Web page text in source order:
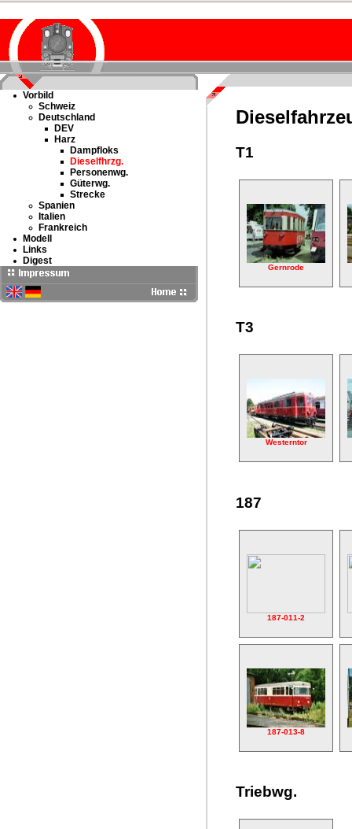
Vorbild
Schweiz
Deutschland
DEV
Harz
Dampfloks
Dieselfhrzg.
Personenwg.
Güterwg.
Strecke
Spanien
Italien
Frankreich
Modell
Links
Digest
T1
Gernrode
T3
Westerntor
187
187-011-2
187-013-8
Triebwg.